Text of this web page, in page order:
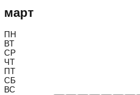
март
ПН
ВТ
СР
ЧТ
ПТ
СБ
ВС